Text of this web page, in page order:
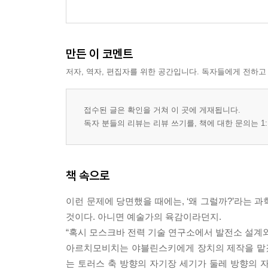
만든 이 코멘트
저자, 역자, 편집자를 위한 공간입니다. 독자들에게 전하
접수된 글은 확인을 거쳐 이 곳에 게재됩니다.
독자 분들의 리뷰는 리뷰 쓰기를, 책에 대한 문의는
책 속으로
이런 문제에 당면했을 때에는, ‘왜 그럴까?’라는
것이다. 아니면 예술가의 육감이라던지.
“혹시 모스크바 전력 기술 연구소에서 발전소 설
아르치모비치는 야블린스키에게 장치의 제작을
는 토러스 축 방향의 자기장 세기가 둘레 방향의